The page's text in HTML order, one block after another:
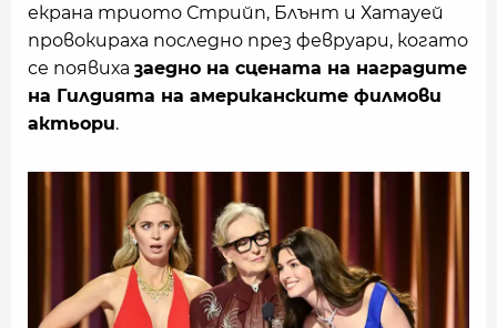
екрана триото Стрийп, Блънт и Хатауей
провокираха последно през февруари, когато
се появиха заедно на сцената на наградите
на Гилдията на американските филмови
актьори.